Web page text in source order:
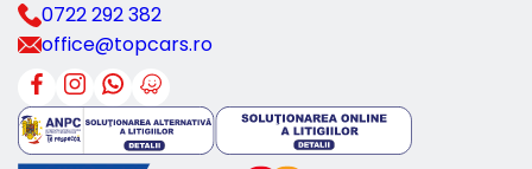
0722 292 382
office@topcars.ro